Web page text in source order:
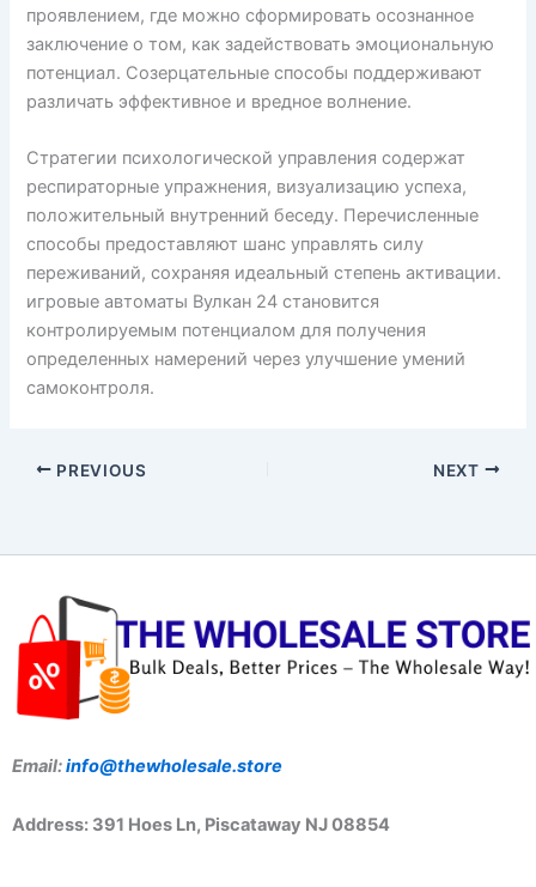
проявлением, где можно сформировать осознанное
заключение о том, как задействовать эмоциональную
потенциал. Созерцательные способы поддерживают
различать эффективное и вредное волнение.
Стратегии психологической управления содержат
респираторные упражнения, визуализацию успеха,
положительный внутренний беседу. Перечисленные
способы предоставляют шанс управлять силу
переживаний, сохраняя идеальный степень активации.
игровые автоматы Вулкан 24 становится
контролируемым потенциалом для получения
определенных намерений через улучшение умений
самоконтроля.
PREVIOUS NEXT
Email:info@thewholesale.store
Address: 391 Hoes Ln, Piscataway NJ 08854